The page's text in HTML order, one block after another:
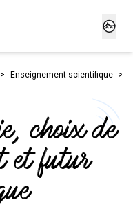
Enseignement scientifique
choix de
et futur